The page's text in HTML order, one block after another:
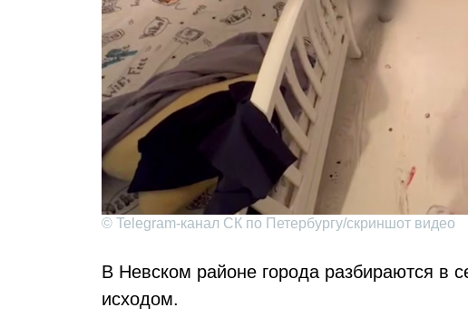
© Telegram-канал СК по Петербургу/скриншот видео
В Невском районе города разбираются в
исходом.